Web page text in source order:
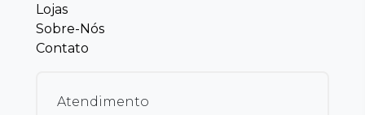
Lojas
Sobre-Nós
Contato
Atendimento